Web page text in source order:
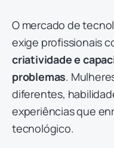
O mercado de
exige profissionais
criatividade e
problemas.
diferentes,
experiências que
tecnológico.